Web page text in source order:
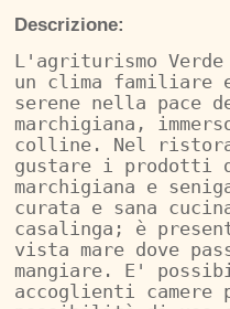
Descrizione:
L'agriturismo
un clima
serene nella pace
marchigiana,
colline. Nel
gustare i prodotti
marchigiana e
curata e sana
casalinga; è
vista mare dove
mangiare. E'
accoglienti camere